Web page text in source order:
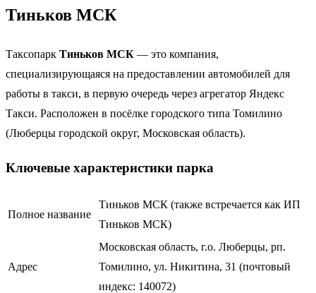
Тиньков МСК
Таксопарк Тиньков МСК — это компания,
специализирующаяся на предоставлении автомобилей для
работы в такси, в первую очередь через агрегатор Яндекс
Такси. Расположен в посёлке городского типа Томилино
(Люберцы городской округ, Московская область).
Ключевые характеристики парка
Полное название
Тиньков МСК (также встречается как ИП
Тиньков МСК)
Адрес
Московская область, г.о. Люберцы, рп.
Томилино, ул. Никитина, 31 (почтовый
индекс: 140072)